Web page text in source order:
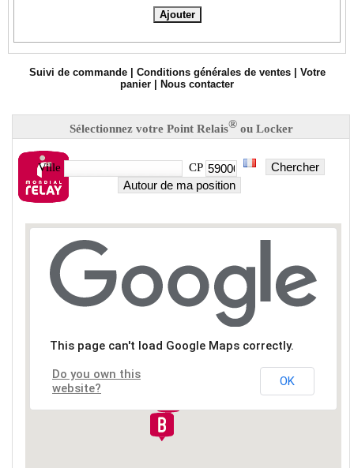
Suivi de commande | Conditions générales de ventes | Votre
panier | Nous contacter
Sélectionnez votre Point Relais®ou Locker
Ville CP
Chercher
Autour de ma position
This page can't load Google Maps correctly.
Do you own this
website?
OK